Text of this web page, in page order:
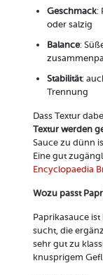
Geschmack:
oder salzig
Balance:
Stabilität:
Trennung
Dass Textur
Textur werden
Sauce zu dünn
Eine gut
Encyclopaedia
Wozu passt
Paprikasauce
sucht, die
sehr gut zu
knusprigem